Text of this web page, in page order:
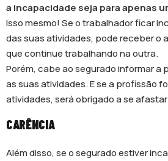
a incapacidade seja para apenas
Isso mesmo! Se o trabalhador ficar
das suas atividades, pode receber o
que continue trabalhando na outra.
Porém, cabe ao segurado informar a
as suas atividades. E se a profissão
atividades, será obrigado a se
CARÊNCIA
Além disso, se o segurado estiver